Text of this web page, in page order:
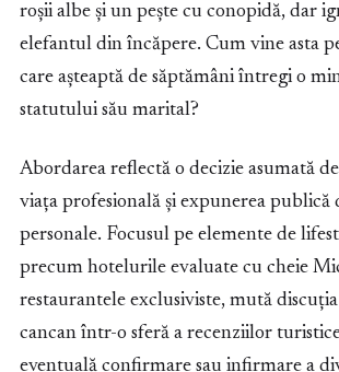
roșii albe și un pește cu conopidă, dar
elefantul din încăpere. Cum vine asta
care așteaptă de săptămâni întregi o
statutului său marital?
Abordarea reflectă o decizie asumată
viața profesională și expunerea
personale. Focusul pe elemente de
precum hotelurile evaluate cu cheie
restaurantele exclusiviste, mută
cancan într-o sferă a recenziilor
eventuală confirmare sau infirmare a